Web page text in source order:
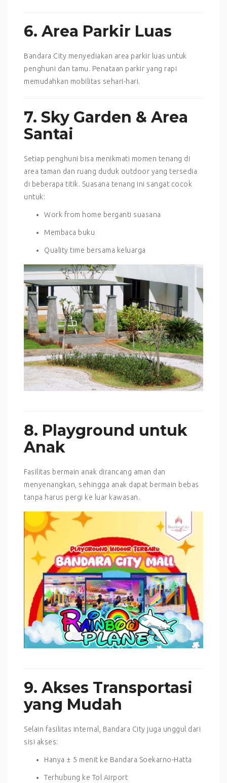
6. Area Parkir Luas
Bandara City menyediakan area parkir luas untuk
penghuni dan tamu. Penataan parkir yang rapi
memudahkan mobilitas sehari-hari.
7. Sky Garden & Area
Santai
Setiap penghuni bisa menikmati momen tenang di
area taman dan ruang duduk outdoor yang tersedia
di beberapa titik. Suasana tenang ini sangat cocok
untuk:
Work from home berganti suasana
Membaca buku
Quality time bersama keluarga
8. Playground untuk
Anak
Fasilitas bermain anak dirancang aman dan
menyenangkan, sehingga anak dapat bermain bebas
tanpa harus pergi ke luar kawasan.
9. Akses Transportasi
yang Mudah
Selain fasilitas internal, Bandara City juga unggul dari
sisi akses:
Hanya ± 5 menit ke Bandara Soekarno-Hatta
Terhubung ke Tol Airport